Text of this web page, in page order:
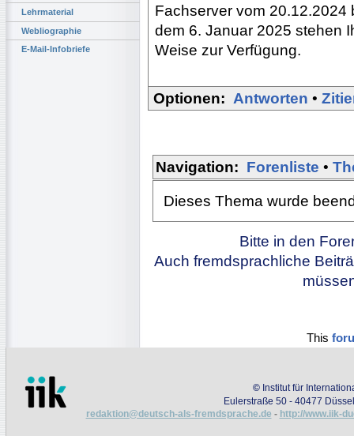
Lehrmaterial
Webliographie
E-Mail-Infobriefe
Fachserver vom 20.12.2024
dem 6. Januar 2025 stehen
Weise zur Verfügung.
Optionen: Antworten •
Navigation: Forenliste •
Dieses Thema wurde
Bitte in den
Auch fremdsprachliche
This
© Institut für
Eulerstraße 50 - 40477
redaktion@deutsch-als-fremdsprache.de - http://www.iik-